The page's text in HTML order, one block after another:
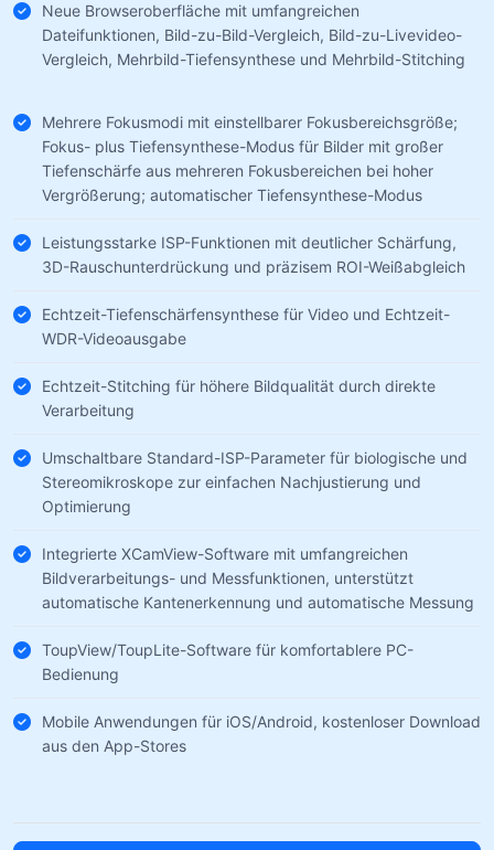
Neue Browseroberfläche mit umfangreichen
Dateifunktionen, Bild-zu-Bild-Vergleich, Bild-zu-Livevideo-
Vergleich, Mehrbild-Tiefensynthese und Mehrbild-Stitching
Mehrere Fokusmodi mit einstellbarer Fokusbereichsgröße;
Fokus- plus Tiefensynthese-Modus für Bilder mit großer
Tiefenschärfe aus mehreren Fokusbereichen bei hoher
Vergrößerung; automatischer Tiefensynthese-Modus
Leistungsstarke ISP-Funktionen mit deutlicher Schärfung,
3D-Rauschunterdrückung und präzisem ROI-Weißabgleich
Echtzeit-Tiefenschärfensynthese für Video und Echtzeit-
WDR-Videoausgabe
Echtzeit-Stitching für höhere Bildqualität durch direkte
Verarbeitung
Umschaltbare Standard-ISP-Parameter für biologische und
Stereomikroskope zur einfachen Nachjustierung und
Optimierung
Integrierte XCamView-Software mit umfangreichen
Bildverarbeitungs- und Messfunktionen, unterstützt
automatische Kantenerkennung und automatische Messung
ToupView/ToupLite-Software für komfortablere PC-
Bedienung
Mobile Anwendungen für iOS/Android, kostenloser Download
aus den App-Stores